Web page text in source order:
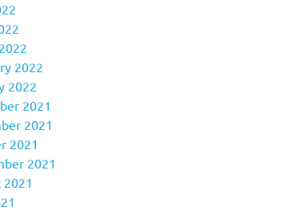
2022
2022
2021
2021
2021
2021